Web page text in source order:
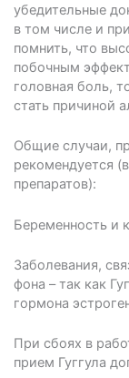
убедительные
в том числе и
помнить, что
побочным
головная боль,
стать причиной
Общие случаи,
рекомендуется
препаратов):
Беременность и
Заболевания,
фона – так как
гормона
При сбоях в
прием Гуггула